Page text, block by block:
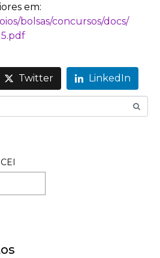
em:
bolsas/concursos/docs/
Twitter LinkedIn